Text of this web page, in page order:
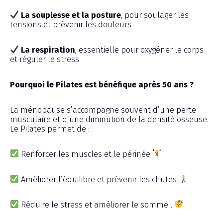
La souplesse et la posture , pour soulager les
tensions et prévenir les douleurs
La respiration , essentielle pour oxygéner le corps
et réguler le stress
Pourquoi le Pilates est bénéfique après 50 ans ?
La ménopause s’accompagne souvent d’une perte
musculaire et d’une diminution de la densité osseuse.
Le Pilates permet de :
Renforcer les muscles et le périnée
Améliorer l’équilibre et prévenir les chutes
Réduire le stress et améliorer le sommeil